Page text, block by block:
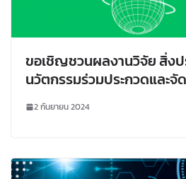
ขอเชิญชวนผลงานวิจัย สิ่งป
นวัตกรรมร่วมประกวดและจั
นานาชาติ
2 กันยายน 2024